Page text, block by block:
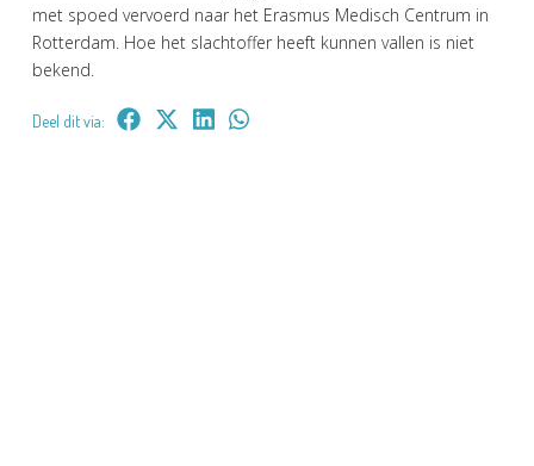
met spoed vervoerd naar het Erasmus Medisch Centrum in
Rotterdam. Hoe het slachtoffer heeft kunnen vallen is niet
bekend.
Deel dit via: